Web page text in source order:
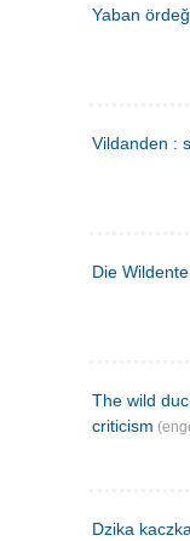
Yaban
Vildanden :
Die
The wild
criticism
Dzika